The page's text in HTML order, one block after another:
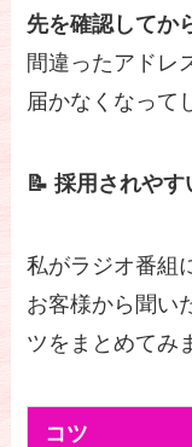
先を確認してか
間違ったアドレ
届かなくなって
📝 採用されや
私がラジオ番組
お客様から聞い
ツをまとめてみ
コツ